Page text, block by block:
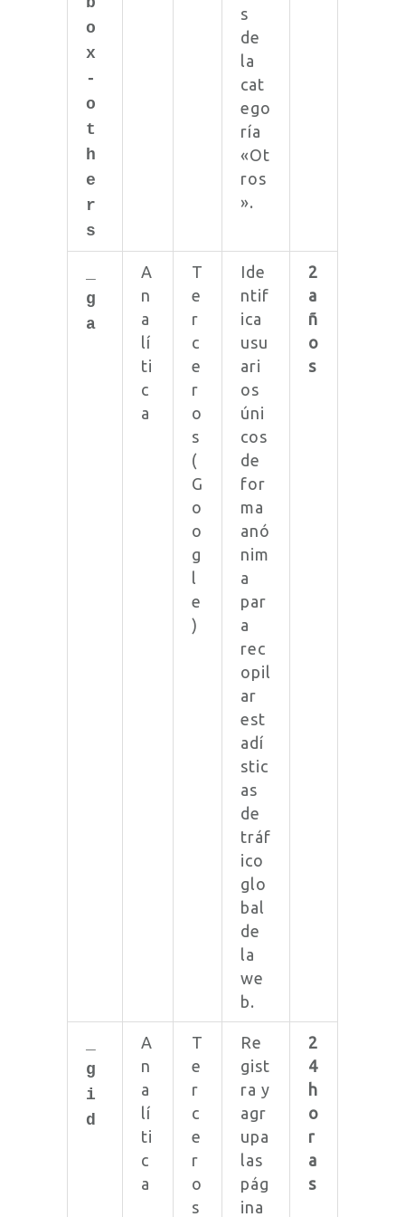
o
x
-
o
t
h
e
r
s
s
de
la
cat
ego
ría
«Ot
ros
».
g
a
A
n
a
lí
ti
c
a
T
e
r
c
e
r
o
s
(
G
o
o
g
l
e
)
Ide
ntif
ica
usu
ari
os
úni
cos
de
for
ma
anó
nim
a
par
a
rec
opil
ar
est
adí
stic
as
de
tráf
ico
glo
bal
de
la
we
b.
2
a
ñ
o
s
g
i
d
A
n
a
lí
ti
c
a
T
e
r
c
e
r
o
s
Re
gist
ra y
agr
upa
las
pág
ina
2
4
h
o
r
a
s